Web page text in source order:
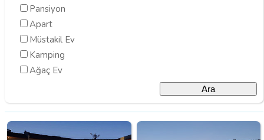
Pansiyon
Apart
Müstakil Ev
Kamping
Ağaç Ev